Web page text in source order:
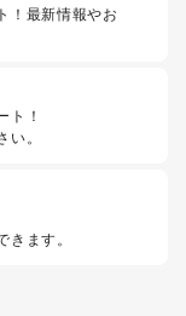
！最新情報やお
ト！
い。
きます。